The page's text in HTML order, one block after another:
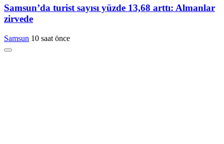
Samsun’da turist sayısı yüzde 13,68 arttı: Almanlar
zirvede
Samsun 10 saat önce